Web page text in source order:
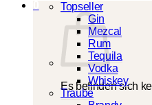
Es befinden sich
Topseller
Gin
Mezcal
Rum
Tequila
Vodka
Whiskey
Traube